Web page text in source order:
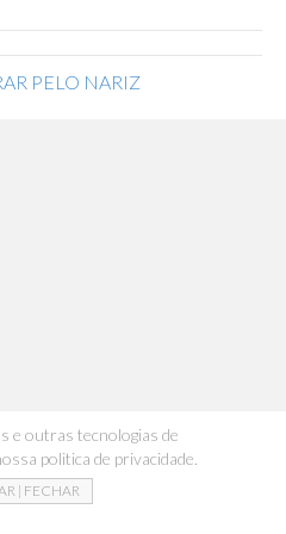
PELO NARIZ
e outras tecnologias de
politica de privacidade.
| FECHAR